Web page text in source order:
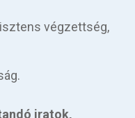
végzettség,
iratok,